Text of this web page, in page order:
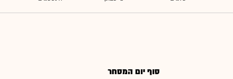
סוף יום המסחר